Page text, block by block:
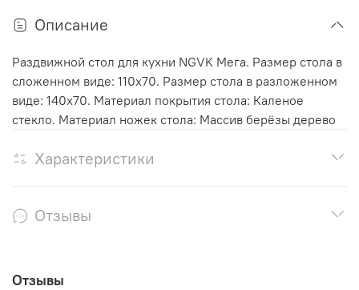
Описание
Раздвижной стол для кухни NGVK Мега. Размер стола в
сложенном виде: 110х70. Размер стола в разложенном
виде: 140х70. Материал покрытия стола: Каленое
стекло. Материал ножек стола: Массив берёзы дерево
Характеристики
Отзывы
Отзывы